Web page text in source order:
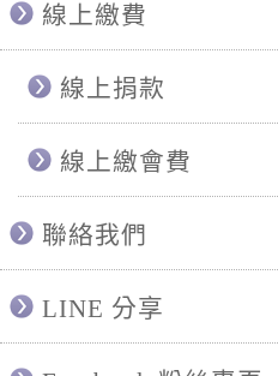
線上繳費
線上捐款
線上繳會費
聯絡我們
LINE 分享